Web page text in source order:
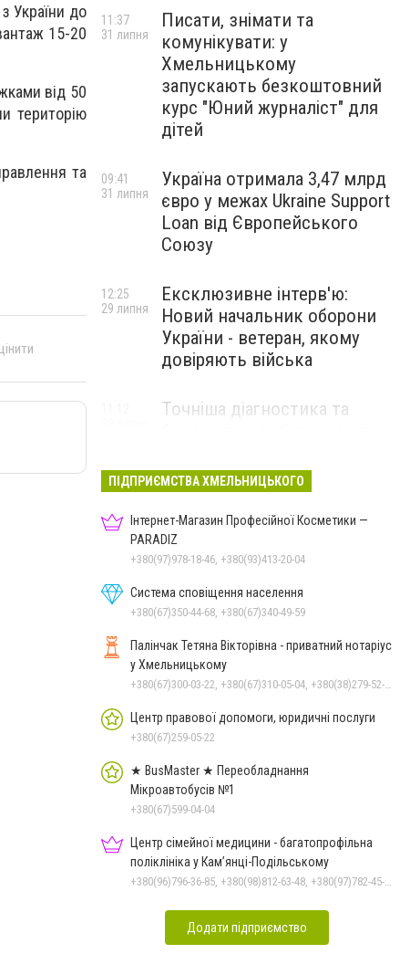
України до
15-20
від 50
територію
та
Писати, знімати та
комунікувати: у
Хмельницькому
запускають безкоштовний
курс "Юний журналіст" для
дітей
11:37
31 липня
Україна отримала 3,47 млрд
євро у межах Ukraine Support
Loan від Європейського
Союзу
09:41
31 липня
Ексклюзивне інтерв'ю:
Новий начальник оборони
України - ветеран, якому
довіряють війська
12:25
29 липня
Точніша діагностика та
протипухлинному центрі
запрацював новий
томограф
Паперовий флот замість
Чорноморського: як реальні
втрати Росії перетворилися
27 липня
ПІДПРИЄМСТВА ХМЕЛЬНИЦЬКОГО
Інтернет-Магазин Професійної Косметики —
PARADIZ
+380(97)978-18-46, +380(93)413-20-04
Система сповіщення населення
+380(67)350-44-68, +380(67)340-49-59
Палінчак Тетяна Вікторівна - приватний нотаріус
у Хмельницькому
+380(67)300-03-22, +380(67)310-05-04, +380(38)279-52-33
Центр правової допомоги, юридичні послуги
+380(67)259-05-22
★ BusMaster ★ Переобладнання
Мікроавтобусів №1
+380(67)599-04-04
Центр сімейної медицини - багатопрофільна
поліклініка у Кам’янці-Подільському
+380(96)796-36-85, +380(98)812-63-48, +380(97)782-45-70
Додати підприємство